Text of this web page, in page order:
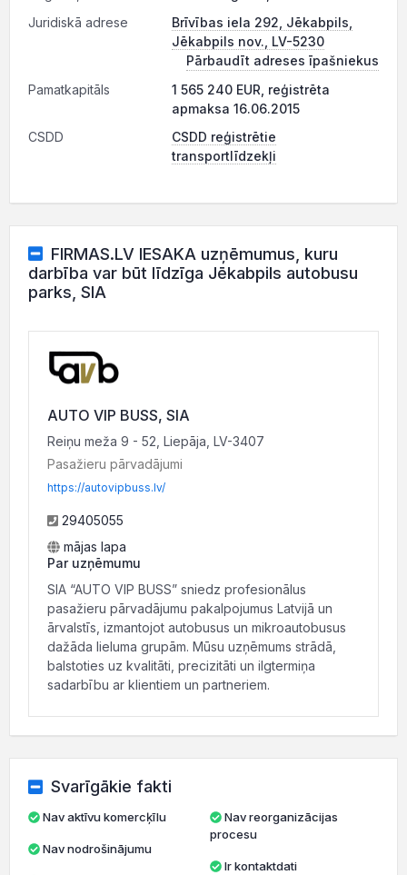
Juridiskā adrese
Brīvības iela 292, Jēkabpils,
Jēkabpils nov., LV-5230
Pārbaudīt adreses īpašniekus
Pamatkapitāls
1 565 240 EUR, reģistrēta
apmaksa 16.06.2015
CSDD
CSDD reģistrētie
transportlīdzekļi
FIRMAS.LV IESAKA uzņēmumus, kuru
darbība var būt līdzīga Jēkabpils autobusu
parks, SIA
AUTO VIP BUSS, SIA
Reiņu meža 9 - 52, Liepāja, LV-3407
Pasažieru pārvadājumi
https://autovipbuss.lv/
29405055
mājas lapa
Par uzņēmumu
SIA “AUTO VIP BUSS” sniedz profesionālus
pasažieru pārvadājumu pakalpojumus Latvijā un
ārvalstīs, izmantojot autobusus un mikroautobusus
dažāda lieluma grupām. Mūsu uzņēmums strādā,
balstoties uz kvalitāti, precizitāti un ilgtermiņa
sadarbību ar klientiem un partneriem.
Svarīgākie fakti
Nav aktīvu komercķīlu
Nav nodrošinājumu
Nav reorganizācijas
procesu
Ir kontaktdati